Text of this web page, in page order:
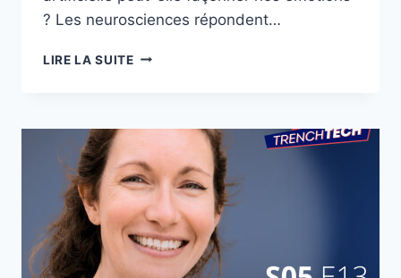
? Les neurosciences répondent…
LIRE LA SUITE NEUROSCIENCES
LA
MENACE
POUR
NOS
ÉMOTIONS
|
NADIA